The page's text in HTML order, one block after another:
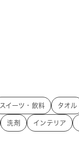
スイーツ・飲料 タオル
洗剤 インテリア